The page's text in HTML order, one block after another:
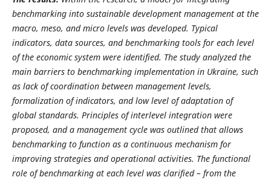
benchmarking into sustainable development management at the
macro, meso, and micro levels was developed. Typical
indicators, data sources, and benchmarking tools for each level
of the economic system were identified. The study analyzed the
main barriers to benchmarking implementation in Ukraine, such
as lack of coordination between management levels,
formalization of indicators, and low level of adaptation of
global standards. Principles of interlevel integration were
proposed, and a management cycle was outlined that allows
benchmarking to function as a continuous mechanism for
improving strategies and operational activities. The functional
role of benchmarking at each level was clarified – from the